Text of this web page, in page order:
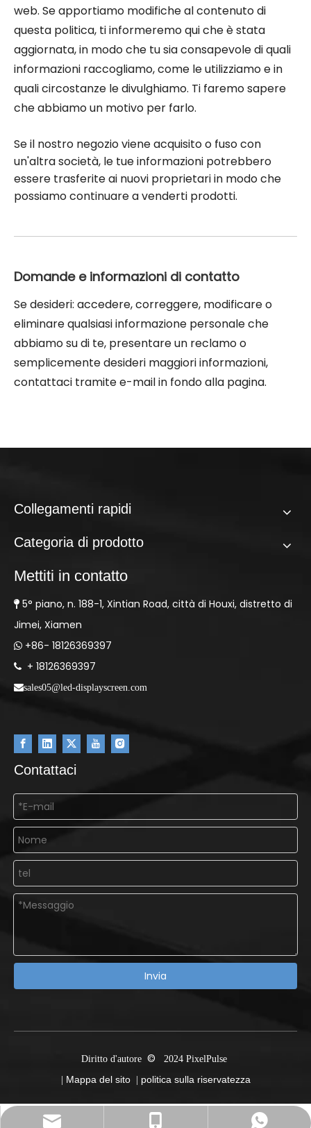
web. Se apportiamo modifiche al contenuto di
questa politica, ti informeremo qui che è stata
aggiornata, in modo che tu sia consapevole di quali
informazioni raccogliamo, come le utilizziamo e in
quali circostanze le divulghiamo. Ti faremo sapere
che abbiamo un motivo per farlo.
Se il nostro negozio viene acquisito o fuso con
un'altra società, le tue informazioni potrebbero
essere trasferite ai nuovi proprietari in modo che
possiamo continuare a venderti prodotti.
Domande e informazioni di contatto
Se desideri: accedere, correggere, modificare o
eliminare qualsiasi informazione personale che
abbiamo su di te, presentare un reclamo o
semplicemente desideri maggiori informazioni,
contattaci tramite e-mail in fondo alla pagina.
Collegamenti rapidi
Categoria di prodotto
Mettiti in contatto
 5° piano, n. 188-1, Xintian Road, città di Houxi, distretto di
Jimei, Xiamen
 +86- 18126369397
 + 18126369397
sales05@led-displayscreen.com
Contattaci
Invia
Pixelpulse@led-displayscreen.com
+ 18126369397
+ 18126369397
Diritto d'autore © 2024 PixelPulse
Mappa del sito| politica sulla riservatezza